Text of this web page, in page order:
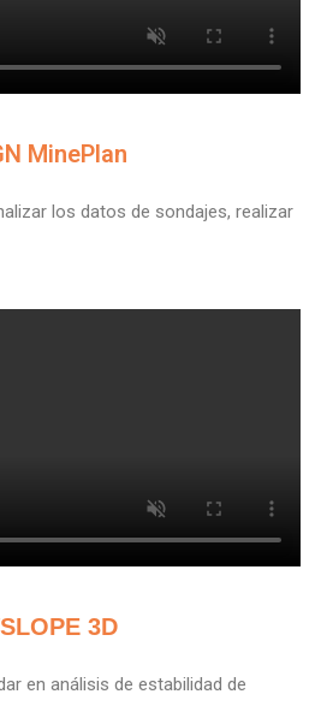
MinePlan
los datos de sondajes, realizar
3D
en análisis de estabilidad de